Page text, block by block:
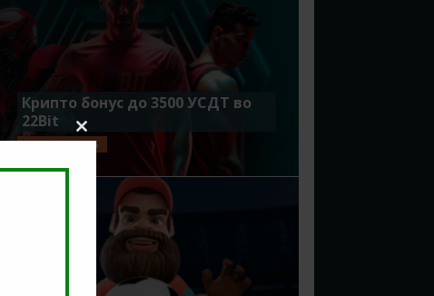
Крипто бонус до 3500 УСДТ во
22Bit
ЈУЛИ 29, 2026
Close
this